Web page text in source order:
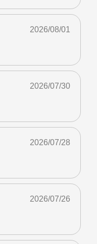
2026/08/01
2026/07/30
2026/07/28
2026/07/26